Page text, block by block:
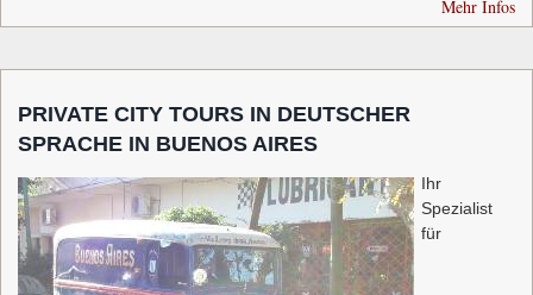
Mehr Infos
PRIVATE CITY TOURS IN DEUTSCHER
SPRACHE IN BUENOS AIRES
Ihr
Spezialist
für